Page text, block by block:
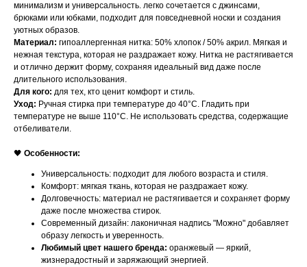
минимализм и универсальность. легко сочетается с джинсами,
брюками или юбками, подходит для повседневной носки и создания
уютных образов.
Материал: гипоаллергенная нитка: 50% хлопок / 50% акрил. Мягкая и
нежная текстура, которая не раздражает кожу. Нитка не растягивается
и отлично держит форму, сохраняя идеальный вид даже после
длительного использования.
Для кого: для тех, кто ценит комфорт и стиль.
Уход: Ручная стирка при температуре до 40°C. Гладить при
температуре не выше 110°C. Не использовать средства, содержащие
отбеливатели.
🖤 Особенности:
Универсальность: подходит для любого возраста и стиля.
Комфорт: мягкая ткань, которая не раздражает кожу.
Долговечность: материал не растягивается и сохраняет форму
даже после множества стирок.
Современный дизайн: лаконичная надпись "Можно" добавляет
образу легкость и уверенность.
Любимый цвет нашего бренда: оранжевый — яркий,
жизнерадостный и заряжающий энергией.